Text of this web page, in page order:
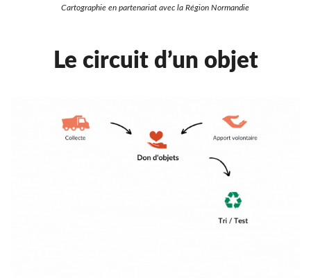
Cartographie en partenariat avec la Région Normandie
Le circuit d’un objet